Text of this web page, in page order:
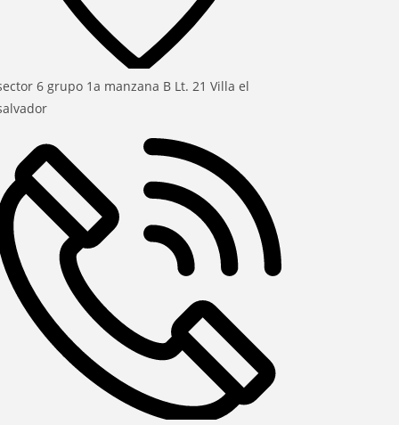
6 grupo 1a manzana B Lt. 21 Villa el